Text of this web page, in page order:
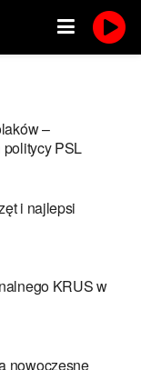
–
PSL
i najlepsi
KRUS w
nowoczesne